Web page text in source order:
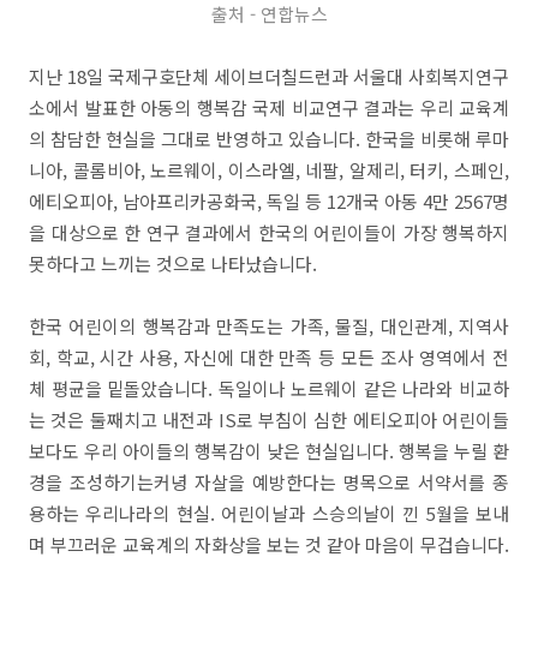
출처 - 연합뉴스
지난 18일 국제구호단체 세이브더칠드런과 서울대 사회복지연구
소에서 발표한 아동의 행복감 국제 비교연구 결과는 우리 교육계
의 참담한 현실을 그대로 반영하고 있습니다. 한국을 비롯해 루마
니아, 콜롬비아, 노르웨이, 이스라엘, 네팔, 알제리, 터키, 스페인,
에티오피아, 남아프리카공화국, 독일 등 12개국 아동 4만 2567명
을 대상으로 한 연구 결과에서 한국의 어린이들이 가장 행복하지
못하다고 느끼는 것으로 나타났습니다.
한국 어린이의 행복감과 만족도는 가족, 물질, 대인관계, 지역사
회, 학교, 시간 사용, 자신에 대한 만족 등 모든 조사 영역에서 전
체 평균을 밑돌았습니다. 독일이나 노르웨이 같은 나라와 비교하
는 것은 둘째치고 내전과 IS로 부침이 심한 에티오피아 어린이들
보다도 우리 아이들의 행복감이 낮은 현실입니다. 행복을 누릴 환
경을 조성하기는커녕 자살을 예방한다는 명목으로 서약서를 종
용하는 우리나라의 현실. 어린이날과 스승의날이 낀 5월을 보내
며 부끄러운 교육계의 자화상을 보는 것 같아 마음이 무겁습니다.